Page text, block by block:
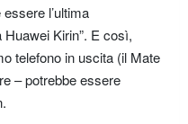
l’ultima
Kirin”. E così,
telefono in uscita (il Mate
– potrebbe essere